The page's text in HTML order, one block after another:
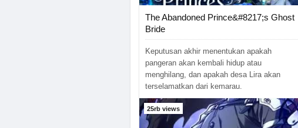
The Abandoned Prince&#8217;s Ghost
Bride
Keputusan akhir menentukan apakah
pangeran akan kembali hidup atau
menghilang, dan apakah desa Lira akan
terselamatkan dari kemarau.
25rb views